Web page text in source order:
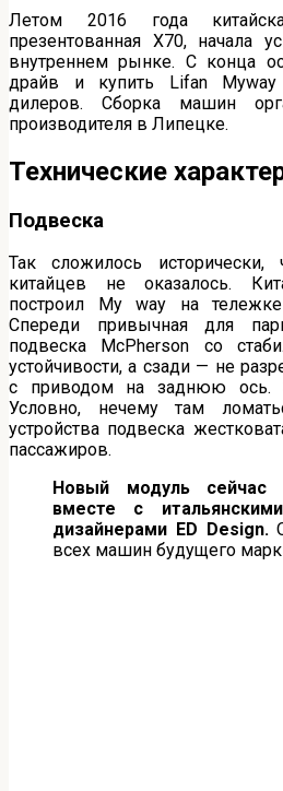
Летом 2016 года
презентованная X70, начала
внутреннем рынке. С конца
драйв и купить Lifan
дилеров. Сборка машин
производителя в Липецке.
Технические
Подвеска
Так сложилось
китайцев не оказалось.
построил My way на
Спереди привычная для
подвеска McPherson со
устойчивости, а сзади — не
с приводом на заднюю ось.
Условно, нечему там
устройства подвеска
пассажиров.
Новый модуль сейчас
вместе с
дизайнерами ED Design.
всех машин будущего